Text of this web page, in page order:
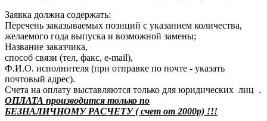
Заявка должна содержать:
Перечень заказываемых позиций с указанием количества,
желаемого года выпуска и возможной замены;
Название заказчика,
способ связи (тел, факс, e-mail),
Ф.И.О. исполнителя (при отправке по почте - указать
почтовый адрес).
Счета на оплату выставляются только для юридических лиц .
ОПЛАТА производится только по
БЕЗНАЛИЧНОМУ РАСЧЕТУ ( счет от 2000р) !!!